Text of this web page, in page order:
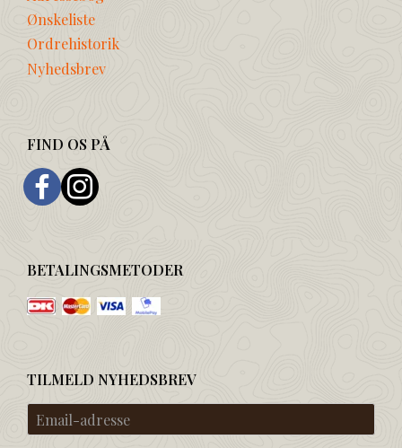
Ønskeliste
Ordrehistorik
Nyhedsbrev
FIND OS PÅ
BETALINGSMETODER
TILMELD NYHEDSBREV
Email-
adresse